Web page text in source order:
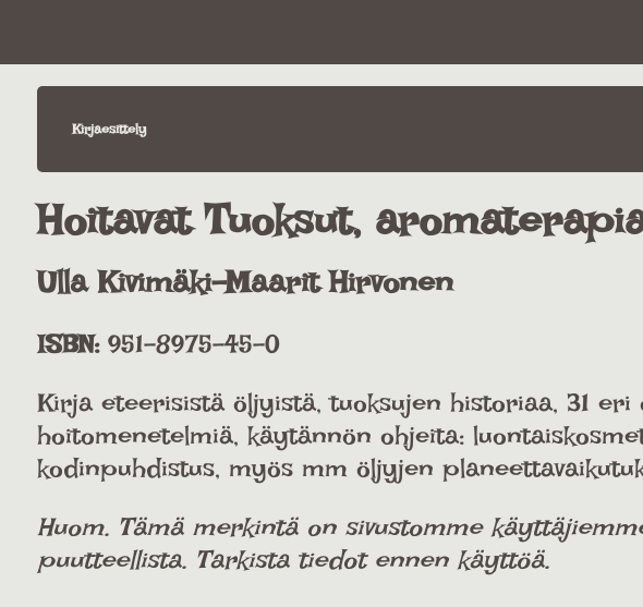
Kirjaesittely
Hoitavat Tuoksut,
Ulla Kivimäki-Maarit Hirvonen
ISBN:951-8975-45-0
Kirja eteerisistä öljyistä, tuoksujen historiaa, 31
hoitomenetelmiä, käytännön ohjeita:
kodinpuhdistus, myös mm öljyjen
Huom. Tämä merkintä on sivustomme
puutteellista. Tarkista tiedot ennen käyttöä.